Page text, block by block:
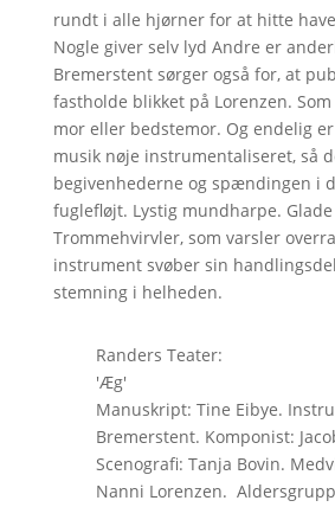
rundt i alle hjørner for at hitte
Nogle giver selv lyd Andre er
Bremerstent sørger også for, at
fastholde blikket på Lorenzen.
mor eller bedstemor. Og endelig
musik nøje instrumentaliseret, så
begivenhederne og spændingen i
fuglefløjt. Lystig mundharpe.
Trommehvirvler, som varsler
instrument svøber sin
stemning i helheden.
Randers Teater:
'Æg'
Manuskript: Tine Eibye.
Bremerstent. Komponist:
Scenografi: Tanja Bovin.
Nanni Lorenzen.